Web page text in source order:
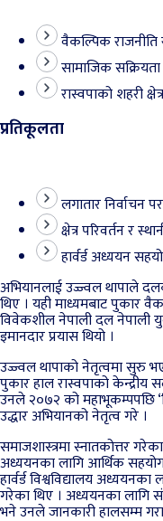
वैकल्पिक
सामाजिक
रास्वपाको शहरी
प्रतिकूलता
लगातार निर्वाचन
क्षेत्र परिवर्तन र
हार्वर्ड अध्ययन
अभियानलाई उज्ज्वल थापाले
थिए । यही माध्यमबाट पुकार
विवेकशील नेपाली दल नेपाली
इमानदार प्रयास थियो ।
उज्ज्वल थापाको नेतृत्वमा सुरु
पुकार हाल रास्वपाको केन्द्रीय
उनले २०७२ को महाभूकम्पपछि
उद्धार अभियानको नेतृत्व गरे ।
समाजशास्त्रमा स्नातकोत्तर
अध्ययनका लागि आर्थिक
हार्वर्ड विश्वविद्यालय
गरेका थिए । अध्ययनका
भने उनले जानकारी हालसम्म